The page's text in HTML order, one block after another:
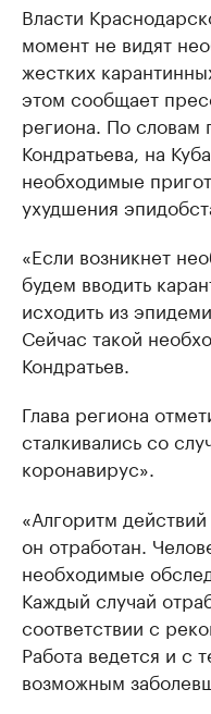
Власти
момент не видят
жестких
этом сообщает
региона. По словам
Кондратьева, на
необходимые
ухудшения
«Если возникнет
будем вводить
исходить из
Сейчас такой
Кондратьев.
Глава региона
сталкивались со
коронавирус».
«Алгоритм
он отработан.
необходимые
Каждый случай
соответствии с
Работа ведется и с
возможным